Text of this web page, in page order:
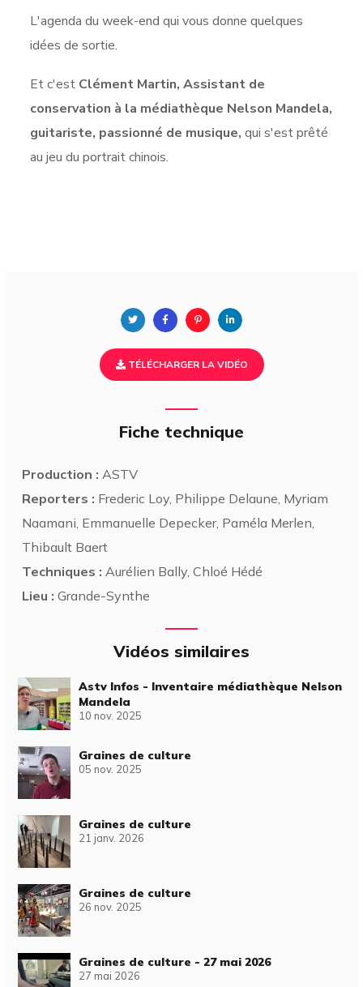
L'agenda du week-end qui vous donne quelques
idées de sortie.
Et c'est Clément Martin, Assistant de
conservation à la médiathèque Nelson Mandela,
guitariste, passionné de musique, qui s'est prêté
au jeu du portrait chinois.
TÉLÉCHARGER LA VIDÉO
Fiche technique
Production : ASTV
Reporters : Frederic Loy, Philippe Delaune, Myriam
Naamani, Emmanuelle Depecker, Paméla Merlen,
Thibault Baert
Techniques : Aurélien Bally, Chloé Hédé
Lieu : Grande-Synthe
Vidéos similaires
Astv Infos - Inventaire médiathèque Nelson
Mandela
10 nov. 2025
Graines de culture
05 nov. 2025
Graines de culture
21 janv. 2026
Graines de culture
26 nov. 2025
Graines de culture - 27 mai 2026
27 mai 2026